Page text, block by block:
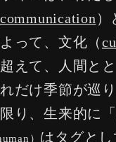
communication ）
って、文化（
えて、人間と
だけ季節が巡
り、生来的に
） はタグと